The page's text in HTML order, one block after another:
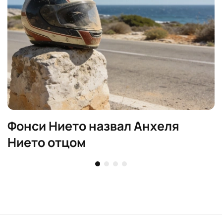
Фонси Нието назвал Анхеля
Нието отцом